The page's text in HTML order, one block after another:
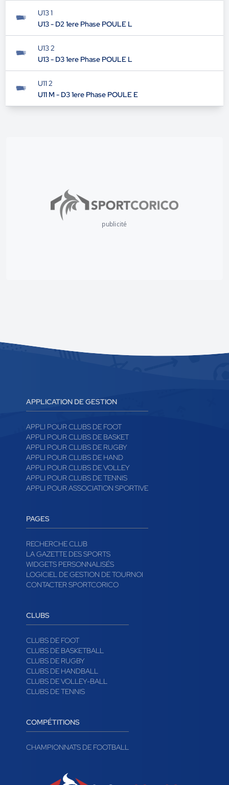
U13 1
U13 - D2 1ere Phase POULE L
U13 2
U13 - D3 1ere Phase POULE L
U11 2
U11 M - D3 1ere Phase POULE E
publicité
APPLICATION DE GESTION
APPLI POUR CLUBS DE FOOT
APPLI POUR CLUBS DE BASKET
APPLI POUR CLUBS DE RUGBY
APPLI POUR CLUBS DE HAND
APPLI POUR CLUBS DE VOLLEY
APPLI POUR CLUBS DE TENNIS
APPLI POUR ASSOCIATION SPORTIVE
PAGES
RECHERCHE CLUB
LA GAZETTE DES SPORTS
WIDGETS PERSONNALISÉS
LOGICIEL DE GESTION DE TOURNOI
CONTACTER SPORTCORICO
CLUBS
CLUBS DE FOOT
CLUBS DE BASKETBALL
CLUBS DE RUGBY
CLUBS DE HANDBALL
CLUBS DE VOLLEY-BALL
CLUBS DE TENNIS
COMPÉTITIONS
CHAMPIONNATS DE FOOTBALL